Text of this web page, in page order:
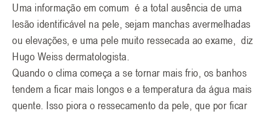
Uma informação em comum é a total ausência de uma
lesão identificável na pele, sejam manchas avermelhadas
ou elevações, e uma pele muito ressecada ao exame, diz
Hugo Weiss dermatologista.
Quando o clima começa a se tornar mais frio, os banhos
tendem a ficar mais longos e a temperatura da água mais
quente. Isso piora o ressecamento da pele, que por ficar